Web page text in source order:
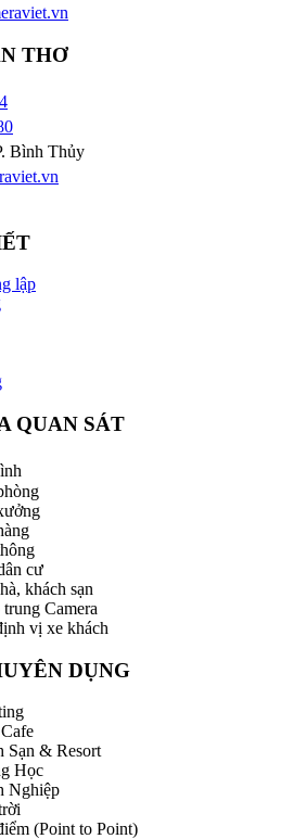
THƠ
Bình Thủy
lập
QUAN SÁT
cư
khách sạn
Camera
vị xe khách
DỤNG
Sạn & Resort
Học
Nghiệp
(Point to Point)